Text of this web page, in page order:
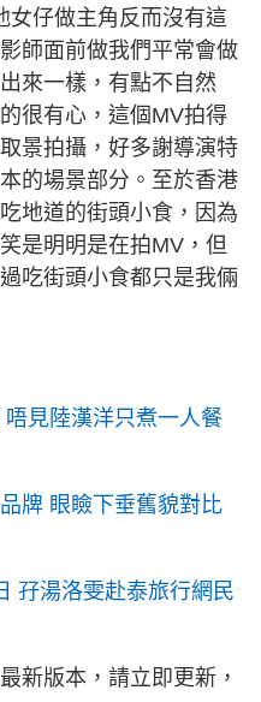
女仔做主角反而沒有這
師面前做我們平常會做
來一樣，有點不自然
很有心，這個MV拍得
景拍攝，好多謝導演特
的場景部分。至於香港
地道的街頭小食，因為
是明明是在拍MV，但
吃街頭小食都只是我倆
見陸漢洋只煮一人餐
牌 眼瞼下垂舊貌對比
孖湯洛雯赴泰旅行網民
新版本，請立即更新，